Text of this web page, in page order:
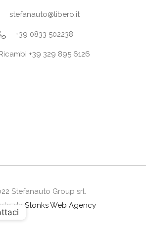
stefanauto@libero.it
+39 0833 502238
Ricambi +39 329 895 6126
Stefanauto Group srl.
da Stonks Web Agency